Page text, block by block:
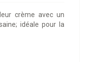
crème avec un
idéale pour la